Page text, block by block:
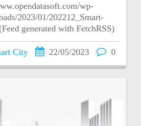
wp-
2023/01/202212_Smart-
generated with FetchRSS)
City 22/05/2023 0